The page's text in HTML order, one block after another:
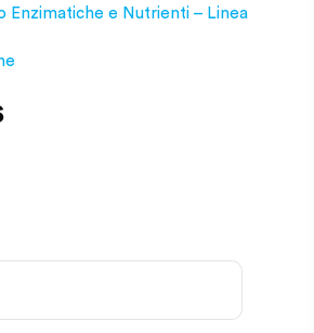
Enzimatiche e Nutrienti – Linea